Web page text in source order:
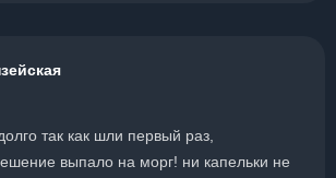
так как шли первый раз,
выпало на морг! ни капельки не